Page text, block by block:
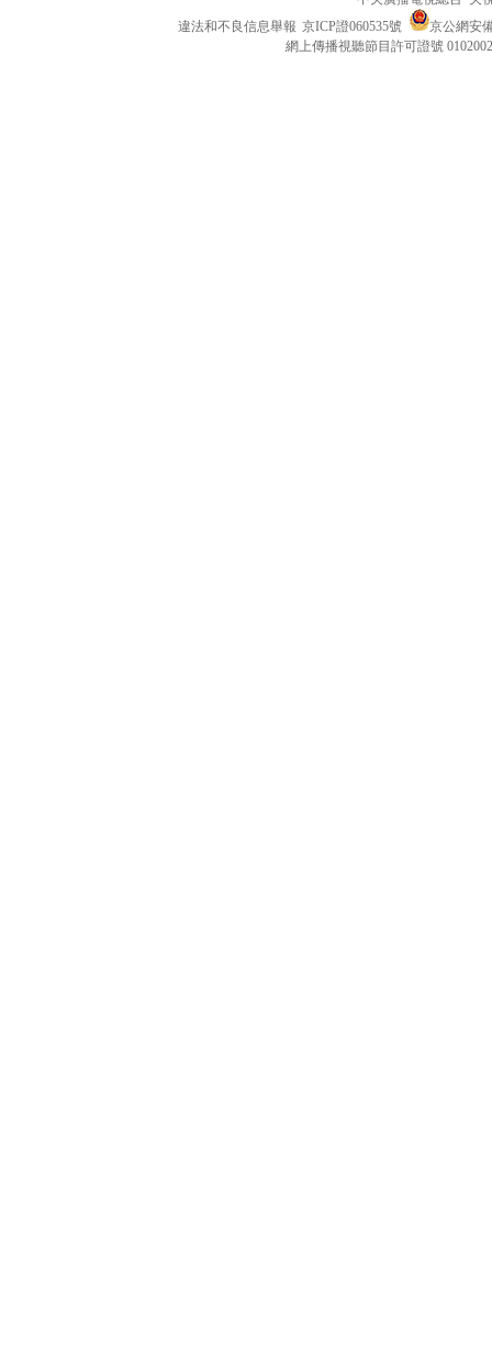
違法和不良信息舉報 京ICP證060535號
京公網安
網上傳播視聽節目許可證號